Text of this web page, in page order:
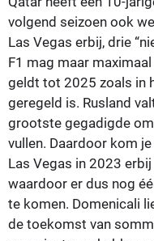
volgend seizoen ook
Las Vegas erbij, drie
F1 mag maar
geldt tot 2025 zoals in
geregeld is. Rusland
grootste gegadigde
vullen. Daardoor kom
Las Vegas in 2023
waardoor er dus nog
te komen. Domenicali
de toekomst van